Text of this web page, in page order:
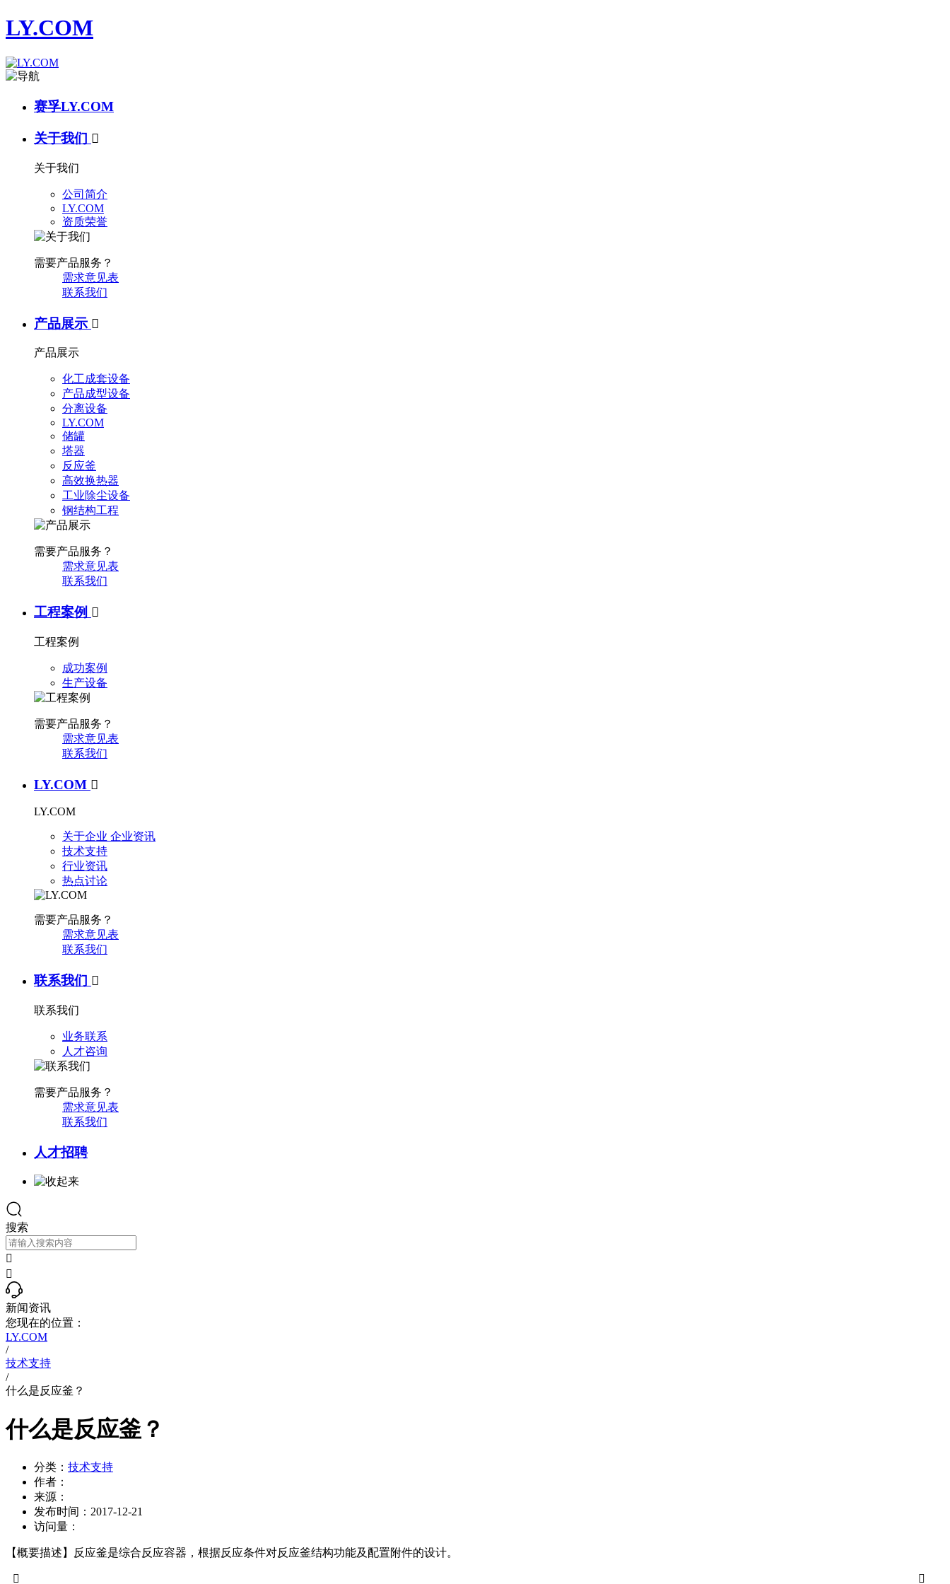
LY.COM
赛孚LY.COM
关于我们 
关于我们
公司简介
LY.COM
资质荣誉
需要产品服务？
需求意见表
联系我们
产品展示 
产品展示
化工成套设备
产品成型设备
分离设备
LY.COM
储罐
塔器
反应釜
高效换热器
工业除尘设备
钢结构工程
需要产品服务？
需求意见表
联系我们
工程案例 
工程案例
成功案例
生产设备
需要产品服务？
需求意见表
联系我们
LY.COM 
LY.COM
关于企业 企业资讯
技术支持
行业资讯
热点讨论
需要产品服务？
需求意见表
联系我们
联系我们 
联系我们
业务联系
人才咨询
需要产品服务？
需求意见表
联系我们
人才招聘
搜索


新闻资讯
您现在的位置：
LY.COM
/
技术支持
/
什么是反应釜？
什么是反应釜？
分类： 技术支持
作者：
来源：
发布时间： 2017-12-21
访问量：
【概要描述】 反应釜是综合反应容器，根据反应条件对反应釜结构功能及配置附件的设计。

